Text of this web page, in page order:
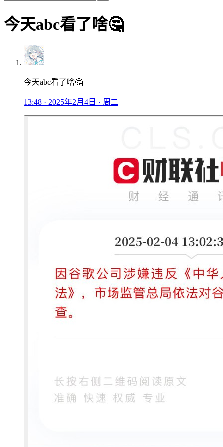
今天abc看了啥🤔
今天abc看了啥🤔
13:48 · 2025年2月4日 · 周二